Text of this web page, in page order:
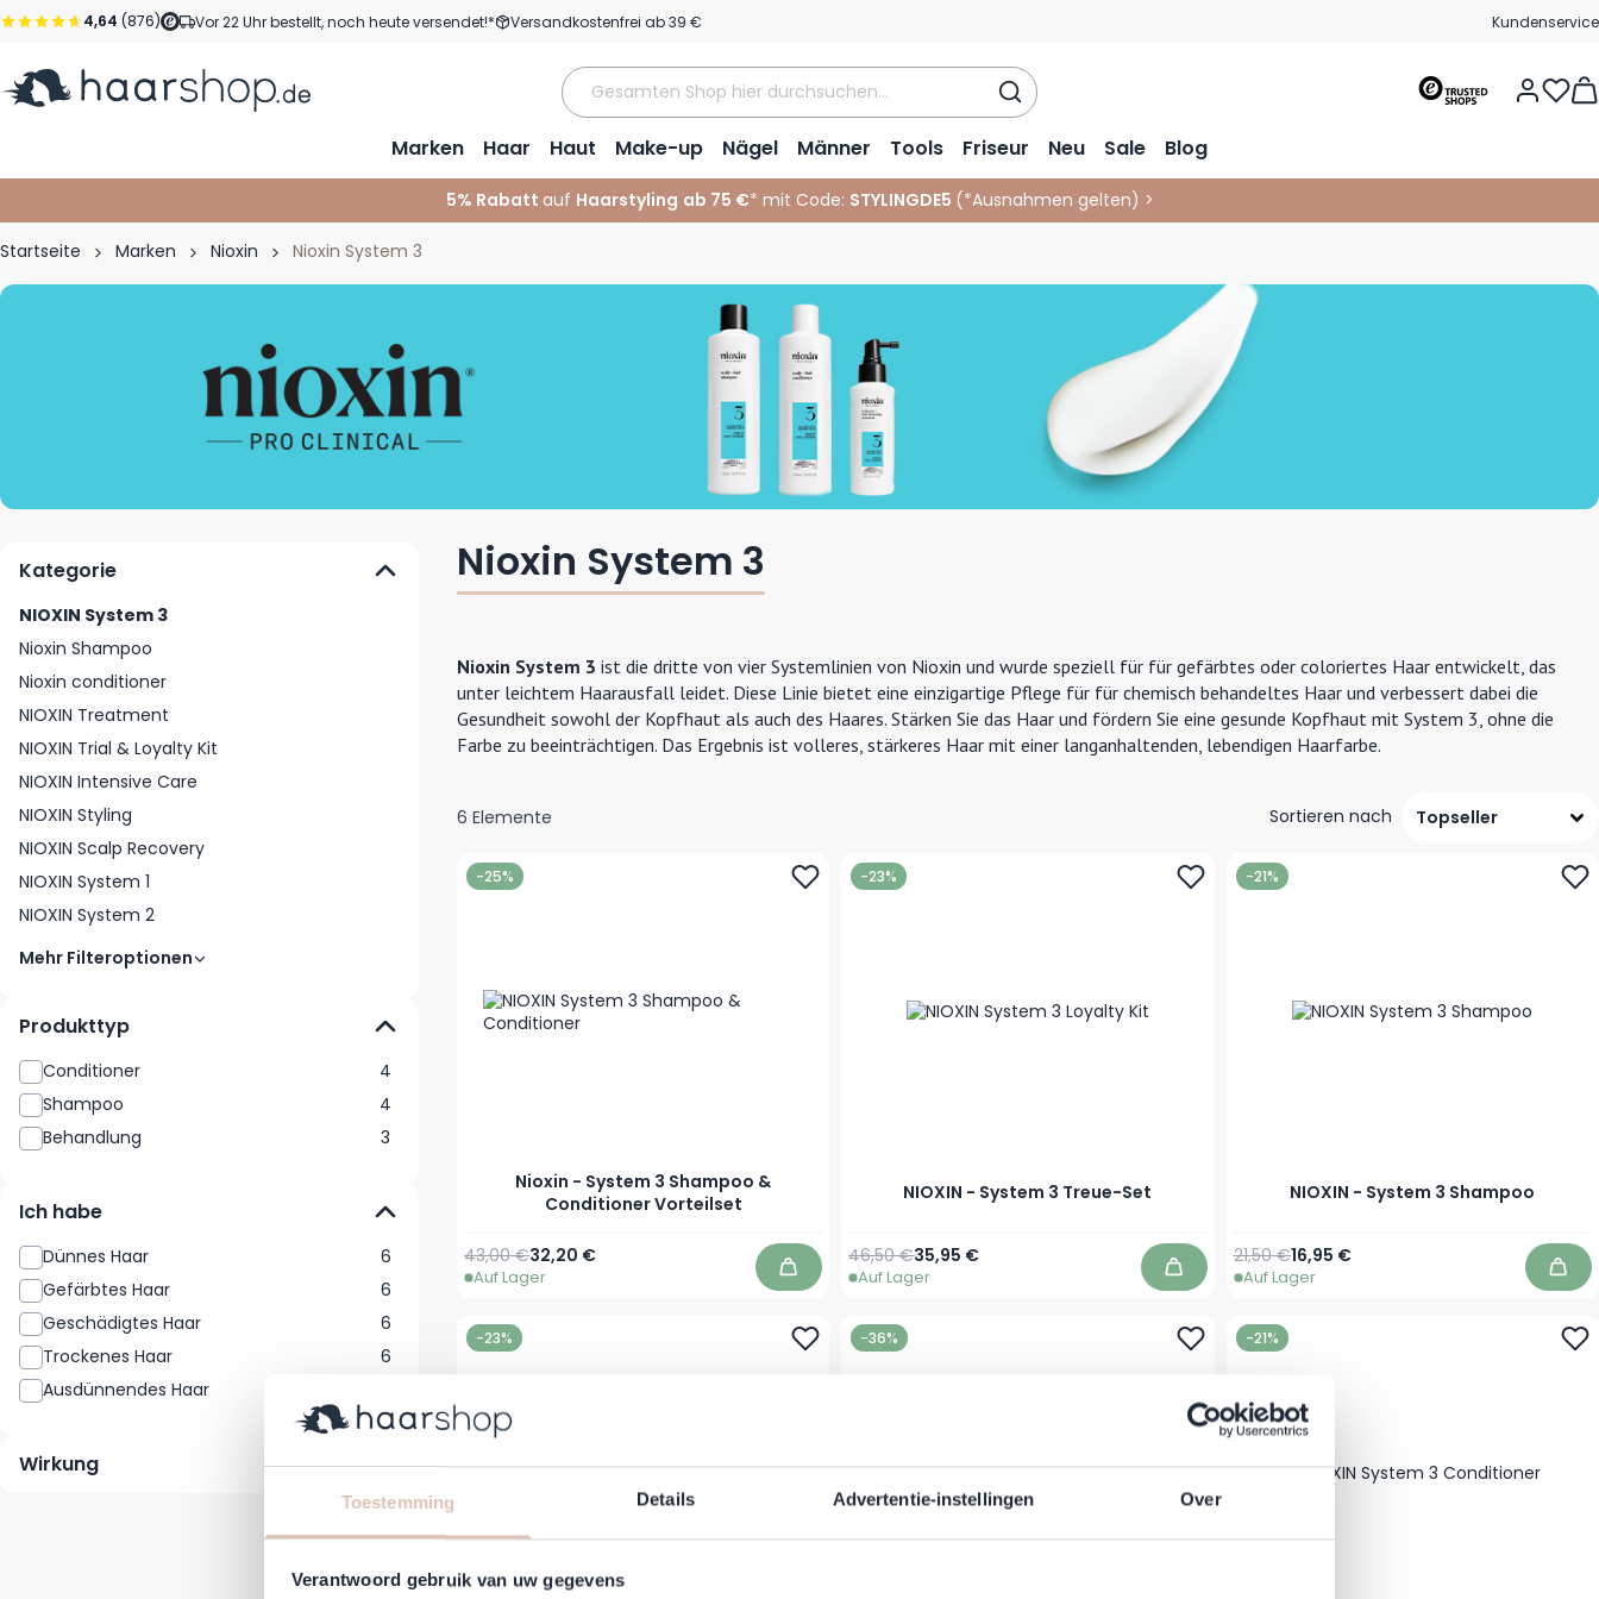
Toestemming Details Advertentie-instellingen Over
Verantwoord gebruik van uw gegevens
Zum Inhalt springen
4,64 (876) Vor 22 Uhr bestellt, noch heute versendet!* Versandkostenfrei ab 39 € Kundenservice
Marken Haar Haut Make-up Nägel Männer Tools Friseur Neu Sale Blog
5% Rabatt auf Haarstyling ab 75 €* mit Code: STYLINGDE5 (*Ausnahmen gelten) >
Startseite Marken Nioxin Nioxin System 3
Nioxin System 3
Kategorie
NIOXIN System 3
Nioxin Shampoo
Nioxin conditioner
NIOXIN Treatment
NIOXIN Trial & Loyalty Kit
NIOXIN Intensive Care
NIOXIN Styling
NIOXIN Scalp Recovery
NIOXIN System 1
NIOXIN System 2
Mehr Filteroptionen
Produkttyp
Conditioner
4
Shampoo
4
Behandlung
3
Ich habe
Dünnes Haar
6
Gefärbtes Haar
6
Geschädigtes Haar
6
Trockenes Haar
6
Ausdünnendes Haar
Wirkung
Nioxin System 3 ist die dritte von vier Systemlinien von Nioxin und wurde speziell für für gefärbtes oder coloriertes Haar entwickelt, das
unter leichtem Haarausfall leidet. Diese Linie bietet eine einzigartige Pflege für für chemisch behandeltes Haar und verbessert dabei die
Gesundheit sowohl der Kopfhaut als auch des Haares. Stärken Sie das Haar und fördern Sie eine gesunde Kopfhaut mit System 3, ohne die
Farbe zu beeinträchtigen. Das Ergebnis ist volleres, stärkeres Haar mit einer langanhaltenden, lebendigen Haarfarbe.
6 Elemente Sortieren nach
-25%
Nioxin - System 3 Shampoo &
Conditioner Vorteilset
32,20 €
43,00 €
Auf Lager In den Warenkorb
-23%
NIOXIN - System 3 Treue-Set
Sonderpreis
35,95 €
Regulärer Preis
46,50 €
Auf Lager In den Warenkorb
-21%
NIOXIN - System 3 Shampoo
Ab
16,95 €
Regulärer Preis
21,50 €
Auf Lager In
-23% -36% -21%